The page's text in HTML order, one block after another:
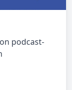
podcast-